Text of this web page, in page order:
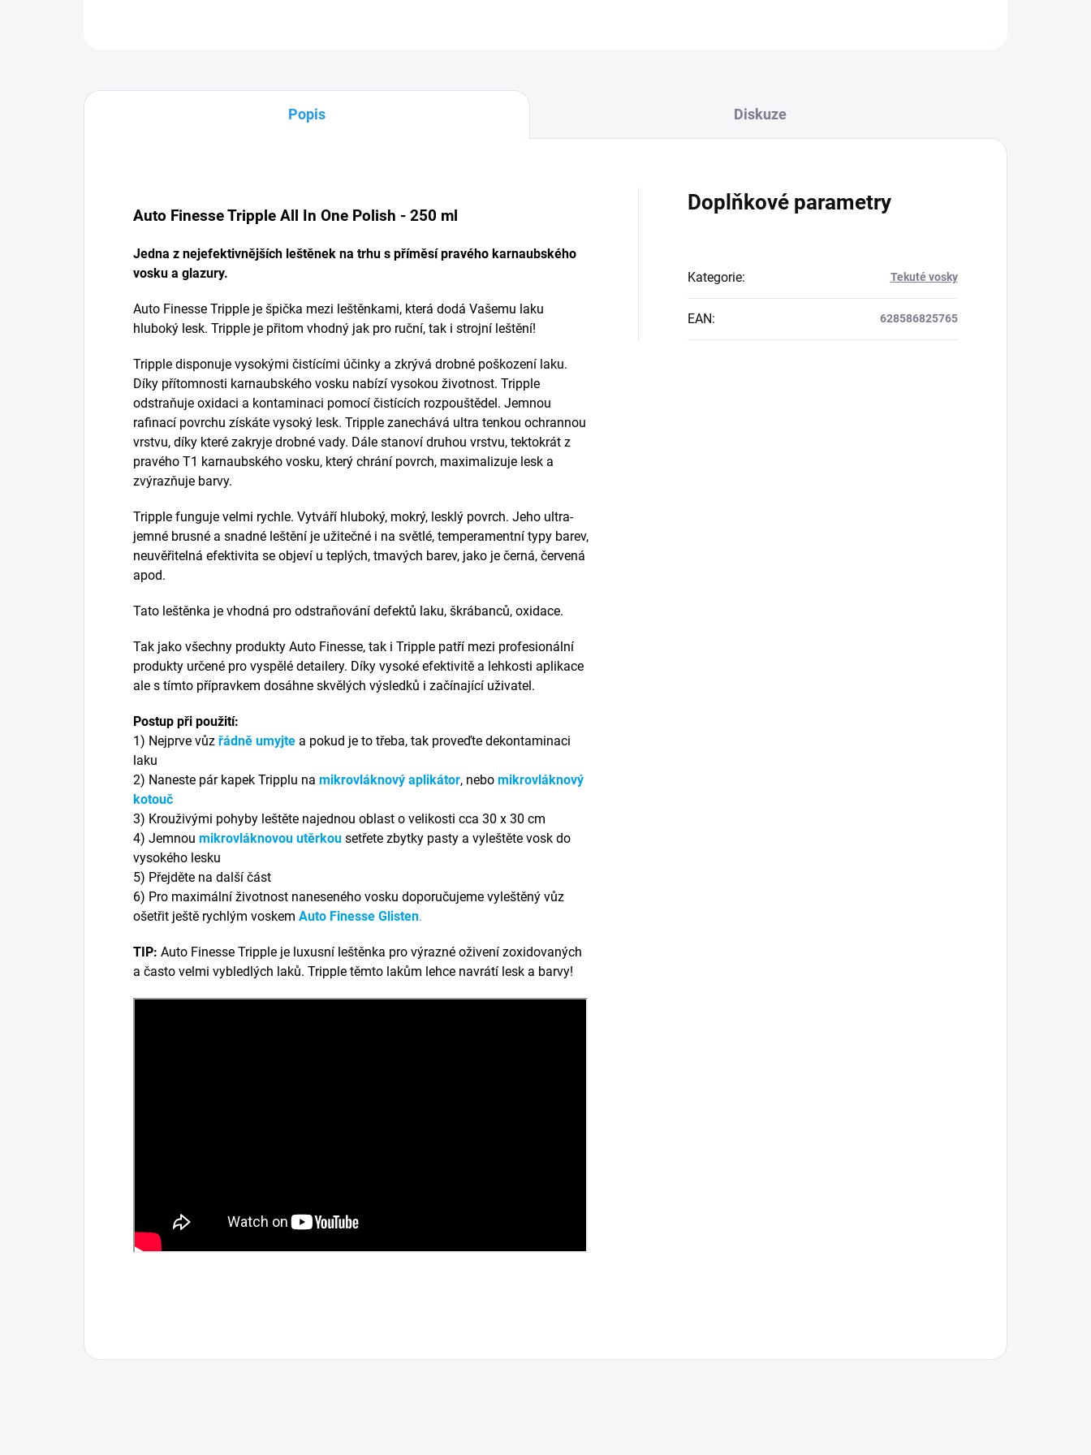
Popis Diskuze
Auto Finesse Tripple All In One Polish - 250 ml
Jedna z nejefektivnějších leštěnek na trhu s příměsí pravého karnaubského
vosku a glazury.
Auto Finesse Tripple je špička mezi leštěnkami, která dodá Vašemu laku
hluboký lesk. Tripple je přitom vhodný jak pro ruční, tak i strojní leštění!
Tripple disponuje vysokými čistícími účinky a zkrývá drobné poškození laku.
Díky přítomnosti karnaubského vosku nabízí vysokou životnost. Tripple
odstraňuje oxidaci a kontaminaci pomocí čistících rozpouštědel. Jemnou
rafinací povrchu získáte vysoký lesk. Tripple zanechává ultra tenkou ochrannou
vrstvu, díky které zakryje drobné vady. Dále stanoví druhou vrstvu, tektokrát z
pravého T1 karnaubského vosku, který chrání povrch, maximalizuje lesk a
zvýrazňuje barvy.
Tripple funguje velmi rychle. Vytváří hluboký, mokrý, lesklý povrch. Jeho ultra-
jemné brusné a snadné leštění je užitečné i na světlé, temperamentní typy barev,
neuvěřitelná efektivita se objeví u teplých, tmavých barev, jako je černá, červená
apod.
Tato leštěnka je vhodná pro odstraňování defektů laku, škrábanců, oxidace.
Tak jako všechny produkty Auto Finesse, tak i Tripple patří mezi profesionální
produkty určené pro vyspělé detailery. Díky vysoké efektivitě a lehkosti aplikace
ale s tímto přípravkem dosáhne skvělých výsledků i začínající uživatel.
Postup při použití:
1) Nejprve vůz řádně umyjte a pokud je to třeba, tak proveďte dekontaminaci
laku
2) Naneste pár kapek Tripplu na mikrovláknový aplikátor, nebo mikrovláknový
kotouč
3) Krouživými pohyby leštěte najednou oblast o velikosti cca 30 x 30 cm
4) Jemnou mikrovláknovou utěrkou setřete zbytky pasty a vyleštěte vosk do
vysokého lesku
5) Přejděte na další část
6) Pro maximální životnost naneseného vosku doporučujeme vyleštěný vůz
ošetřit ještě rychlým voskem Auto Finesse Glisten.
TIP: Auto Finesse Tripple je luxusní leštěnka pro výrazné oživení zoxidovaných
a často velmi vybledlých laků. Tripple těmto lakům lehce navrátí lesk a barvy!
Doplňkové parametry
Kategorie: Tekuté vosky
EAN: 628586825765